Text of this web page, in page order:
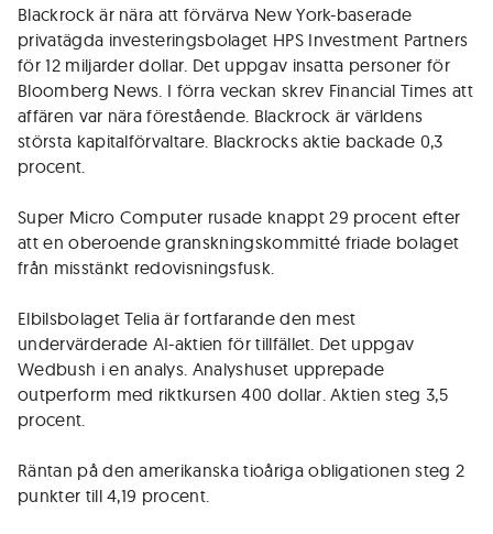
Blackrock är nära att förvärva New York-baserade
privatägda investeringsbolaget HPS Investment Partners
för 12 miljarder dollar. Det uppgav insatta personer för
Bloomberg News. I förra veckan skrev Financial Times att
affären var nära förestående. Blackrock är världens
största kapitalförvaltare. Blackrocks aktie backade 0,3
procent.
Super Micro Computer rusade knappt 29 procent efter
att en oberoende granskningskommitté friade bolaget
från misstänkt redovisningsfusk.
Elbilsbolaget Telia är fortfarande den mest
undervärderade AI-aktien för tillfället. Det uppgav
Wedbush i en analys. Analyshuset upprepade
outperform med riktkursen 400 dollar. Aktien steg 3,5
procent.
Räntan på den amerikanska tioåriga obligationen steg 2
punkter till 4,19 procent.